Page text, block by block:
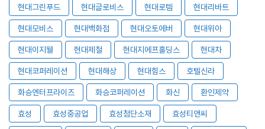
현대그린푸드 현대글로비스 현대로템 현대리바트
현대모비스 현대백화점 현대오토에버 현대위아
현대이지웰 현대제철 현대지에프홀딩스 현대차
현대코퍼레이션 현대해상 현대힘스 호텔신라
화승엔터프라이즈 화승코퍼레이션 화신 환인제약
효성 효성중공업 효성첨단소재 효성티앤씨